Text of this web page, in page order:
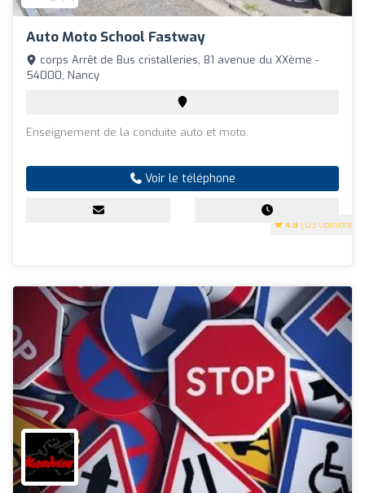
Auto Moto School Fastway
4.8 (123 Opinions)
corps Arrêt de Bus cristalleries, 81 avenue du XXème -
54000, Nancy
Enseignement de la conduite auto et moto.
Voir le téléphone